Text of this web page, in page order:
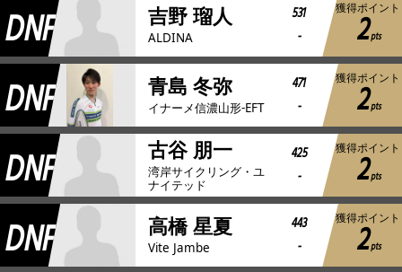
DNF 吉野 瑠人
ALDINA
531
-
獲得ポイント
2pts
DNF 青島 冬弥
イナーメ信濃山形-EFT
471
-
獲得ポイント
2pts
DNF 古谷 朋一
湾岸サイクリング・ユ
ナイテッド
425
-
獲得ポイント
2pts
DNF 高橋 星夏
Vite Jambe
443
-
獲得ポイント
2pts